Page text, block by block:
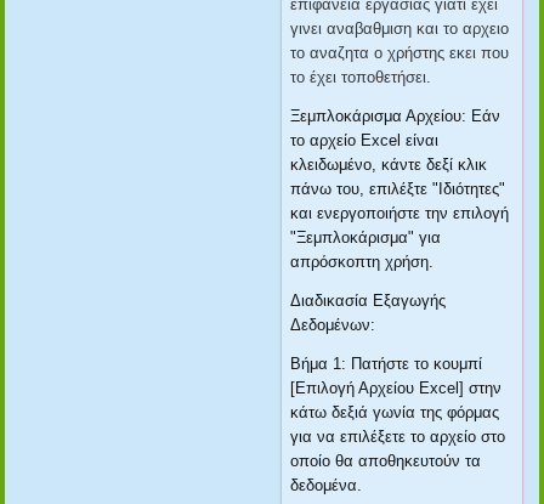
επιφάνεια εργασίας γιατί εχει
γινει αναβαθμιση και το αρχειο
το αναζητα ο χρήστης εκει που
το έχει τοποθετήσει.
Ξεμπλοκάρισμα Αρχείου: Εάν
το αρχείο Excel είναι
κλειδωμένο, κάντε δεξί κλικ
πάνω του, επιλέξτε "Ιδιότητες"
και ενεργοποιήστε την επιλογή
"Ξεμπλοκάρισμα" για
απρόσκοπτη χρήση.
Διαδικασία Εξαγωγής
Δεδομένων:
Βήμα 1: Πατήστε το κουμπί
[Επιλογή Αρχείου Excel] στην
κάτω δεξιά γωνία της φόρμας
για να επιλέξετε το αρχείο στο
οποίο θα αποθηκευτούν τα
δεδομένα.